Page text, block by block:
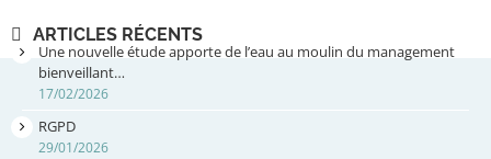
ARTICLES RÉCENTS
Une nouvelle étude apporte de l’eau au moulin du management
bienveillant…
17/02/2026
RGPD
29/01/2026